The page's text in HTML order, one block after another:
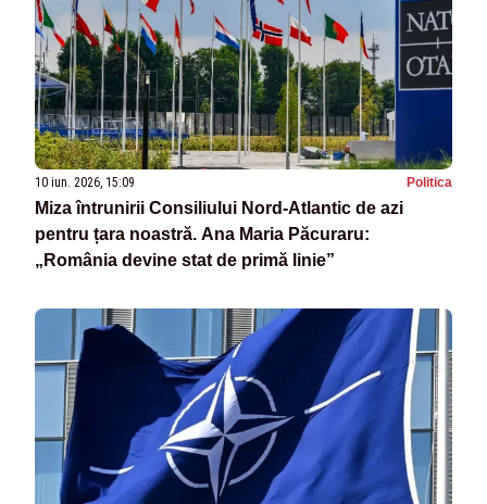
10 iun. 2026, 15:09 Politica
Miza întrunirii Consiliului Nord-Atlantic de azi
pentru țara noastră. Ana Maria Păcuraru:
„România devine stat de primă linie”